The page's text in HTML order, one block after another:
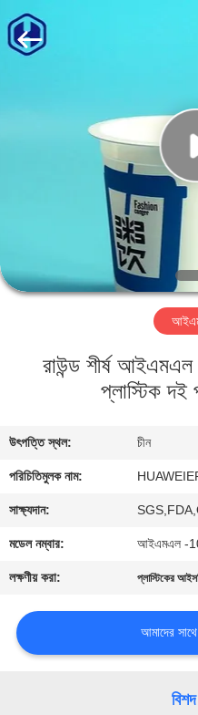
কারখানা
আমাদের
সাথে
যোগাযোগ
মামলা
Huaweier
Packing
Products
Co.,Ltd..
রাউন্ড শীর্ষ
প্লাস্টিক দই
উৎপত্তি স্থল: চীন
পরিচিতিমুলক নাম:
সাক্ষ্যদান:
মডেল নম্বার: আইএমএল -
লক্ষণীয় করা: প্লাস্টিকের
আমাদের